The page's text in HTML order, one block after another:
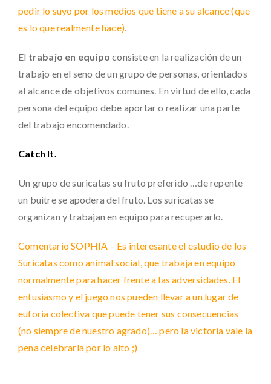
pedir lo suyo por los medios que tiene a su alcance (que
es lo que realmente hace).
El trabajo en equipo consiste en la realización de un
trabajo en el seno de un grupo de personas, orientados
al alcance de objetivos comunes. En virtud de ello, cada
persona del equipo debe aportar o realizar una parte
del trabajo encomendado.
Catch It.
Un grupo de suricatas su fruto preferido …de repente
un buitre se apodera del fruto. Los suricatas se
organizan y trabajan en equipo para recuperarlo.
Comentario SOPHIA – Es interesante el estudio de los
Suricatas como animal social, que trabaja en equipo
normalmente para hacer frente a las adversidades. El
entusiasmo y el juego nos pueden llevar a un lugar de
euforia colectiva que puede tener sus consecuencias
(no siempre de nuestro agrado)… pero la victoria vale la
pena celebrarla por lo alto ;)